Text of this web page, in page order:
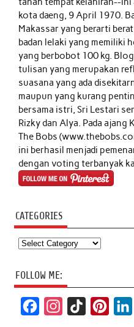
kota daeng, 9 April 1970.
Makassar yang berarti
badan lelaki yang memiliki
yang berbobot 100 kg.
tulisan yang merupakan
suasana yang ada
maupun yang kurang
bersama istri, Sri Lestari
Rizky dan Alya. Pada
The Bobs
ini berhasil menjadi
dengan voting terbanyak
CATEGORIES
Categories
FOLLOW ME: